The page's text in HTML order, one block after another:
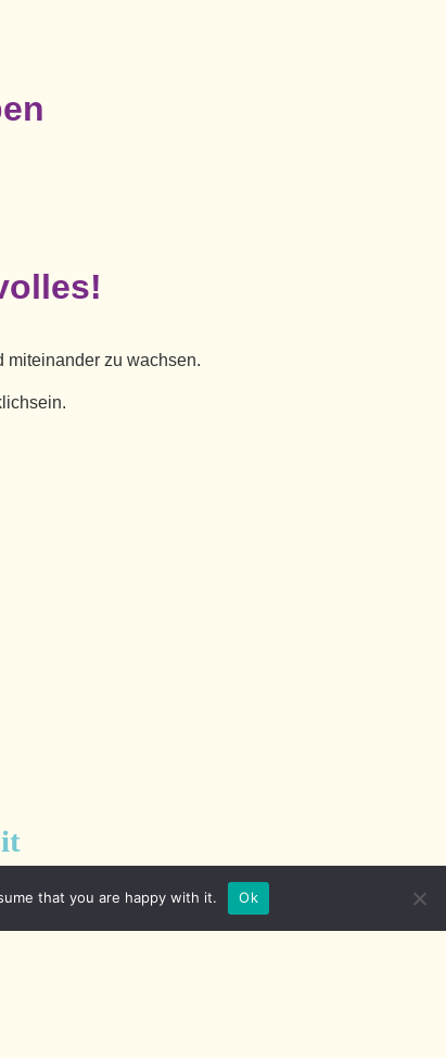
miteinander zu wachsen.
that you are happy with it. Ok